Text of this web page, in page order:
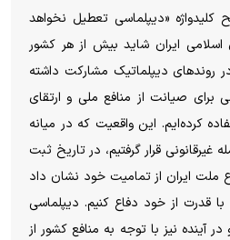
کلیدواژه «دیپلماسی تعطیل نخواهد
ایران شاید بیش از هر کشور
روند‌های دیپلماتیک مشارکت داشته
برای صیانت از منافع ملی و ارتقای
کرده‌ایم. این واقعیت که در میانه
قرار گرفتیم، در تاریخ ثبت
ملت ایران از تمامیت خود نشان داد
با قدرت از خود دفاع کنیم. دیپلماسی
آینده نیز با توجه به منافع کشور از